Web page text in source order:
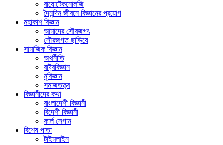
বায়োটেকনোলজি
দৈনন্দিন জীবনে বিজ্ঞানের প্রয়োগ
মহাকাশ বিজ্ঞান
আমাদের সৌরজগৎ
সৌরজগত ছাড়িয়ে
সামাজিক বিজ্ঞান
অর্থনীতি
রাষ্ট্রবিজ্ঞান
নৃবিজ্ঞান
সমাজতত্ত্ব
বিজ্ঞানীদের কথা
বাংলাদেশী বিজ্ঞানী
বিদেশী বিজ্ঞানী
কার্ল সেগান
বিশেষ পাতা
টাইমলাইন